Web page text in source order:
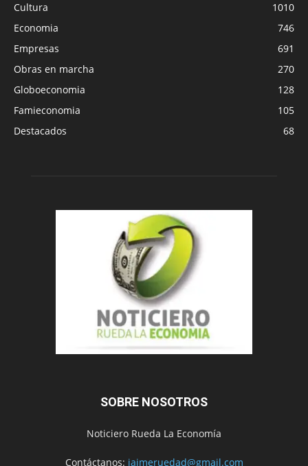
Cultura
1010
Economia
746
Empresas
691
Obras en marcha
270
Globoeconomia
128
Famieconomia
105
Destacados
68
SOBRE NOSOTROS
Noticiero Rueda La Economía
Contáctanos: jaimeruedad@gmail.com